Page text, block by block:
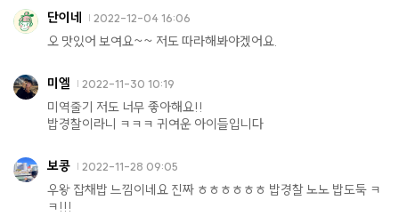
단이네 2022-12-04 16:06
오 맛있어 보여요~~ 저도 따라해봐야겠어요.
미엘 2022-11-30 10:19
미역줄기 저도 너무 좋아해요!!
밥경찰이라니 ㅋㅋㅋ 귀여운 아이들입니다
보콩 2022-11-28 09:05
우왕 잡채밥 느낌이네요 진짜 ㅎㅎㅎㅎㅎㅎ 밥경찰 노노 밥도둑 ㅋ
ㅋ!!!